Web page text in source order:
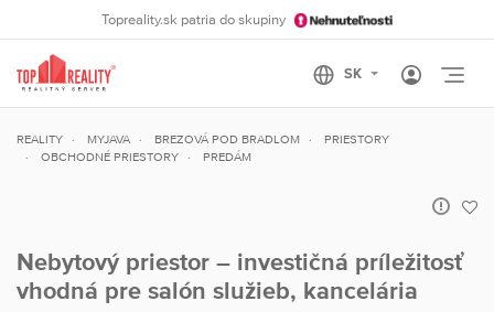
Topreality.sk patria do skupiny
REALITY MYJAVA BREZOVÁ POD BRADLOM
PRIESTORY
OBCHODNÉ PRIESTORY
PREDÁM
Nebytový priestor – investičná príležitosť
vhodná pre salón služieb, kancelária